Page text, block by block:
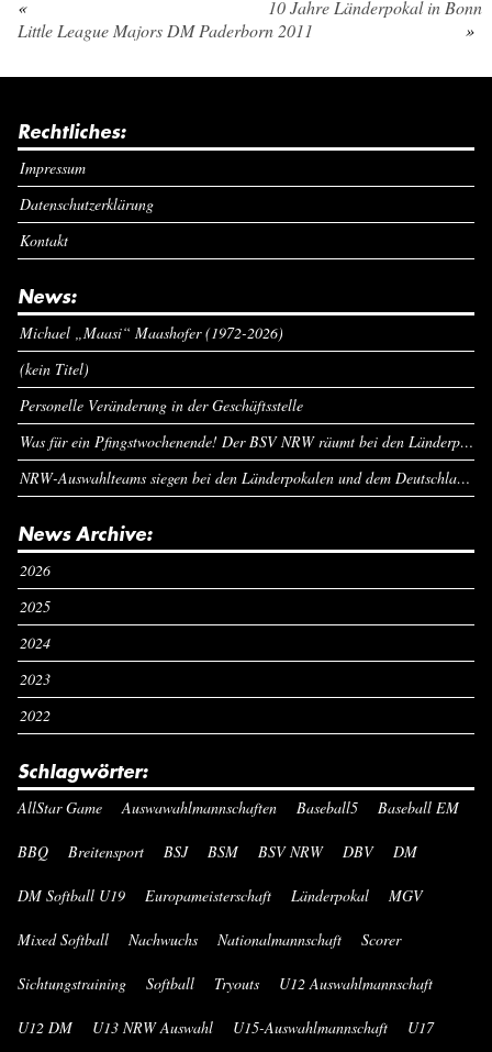
«
Little League Majors DM Paderborn 2011
10 Jahre Länderpokal in Bonn
»
Rechtliches:
Impressum
Datenschutzerklärung
Kontakt
News:
Michael „Maasi“ Maashofer (1972-2026)
(kein Titel)
Personelle Veränderung in der Geschäftsstelle
Was für ein Pfingstwochenende! Der BSV NRW räumt bei den Länderpokalen ab
NRW-Auswahlteams siegen bei den Länderpokalen und dem Deutschlandcup an Pfingsten
News Archive:
2026
2025
2024
2023
2022
Schlagwörter:
AllStar Game Auswawahlmannschaften Baseball5 Baseball EM
BBQ Breitensport BSJ BSM BSV NRW DBV DM
DM Softball U19 Europameisterschaft Länderpokal MGV
Mixed Softball Nachwuchs Nationalmannschaft Scorer
Sichtungstraining Softball Tryouts U12 Auswahlmannschaft
U12 DM U13 NRW Auswahl U15-Auswahlmannschaft U17